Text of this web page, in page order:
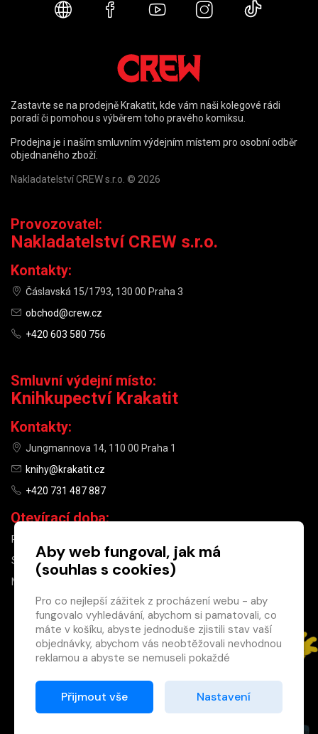
×
Máte u nás již
registrovaný
účet?
Registrací získáte slevu
na zboží ve výši 15 %
Webové stránky
FacebookYouTubeInstagram
Zastavte se na prodejně Krakatit, kde vám naši kolegové rádi
poradí či pomohou s výběrem toho pravého komiksu.
Prodejna je i naším smluvním výdejním místem pro osobní odběr
objednaného zboží.
Nakladatelství CREW s.r.o. © 2026
Provozovatel:
Nakladatelství CREW s.r.o.
Kontakty:
Čáslavská 15/1793, 130 00 Praha 3
obchod@crew.cz
+420 603 580 756
Smluvní výdejní místo:
Knihkupectví Krakatit
Kontakty:
Jungmannova 14, 110 00 Praha 1
knihy@krakatit.cz
+420 731 487 887
Otevírací doba:
PO–PÁ
SO
10:00–13:00
NE
Aby web fungoval, jak má
(souhlas s cookies)
Pro co nejlepší zážitek z procházení webu - aby
fungovalo vyhledávání, abychom si pamatovali, co
máte v košíku, abyste jednoduše zjistili stav vaší
objednávky, abychom vás neobtěžovali nevhodnou
reklamou a abyste se nemuseli pokaždé
Proto od vás potřebujeme souhlas se
zpracováním souborů cookies
Přijmout vše Nastavení